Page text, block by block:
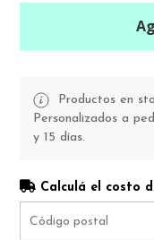
Productos en
Personalizados a
y 15 días.
Calculá el costo